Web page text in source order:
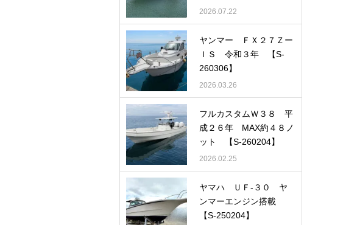
2026.07.22
ヤンマー ＦＸ２７Ｚー
ＩＳ 令和３年 【S-
260306】
2026.03.26
フルカスタムＷ３８ 平
成２６年 MAX約４８ノ
ット 【S-260204】
2026.02.25
ヤマハ ＵＦ-３０ ヤ
ンマーエンジン搭載
【S-250204】